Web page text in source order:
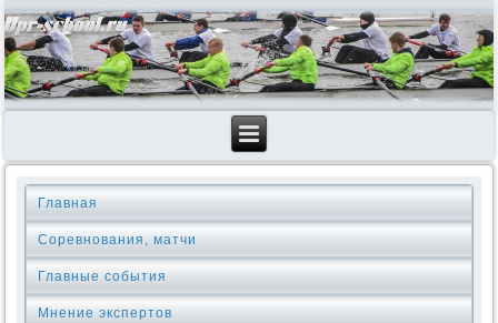
Главная
Соревнования, матчи
Главные события
Мнение экспертов